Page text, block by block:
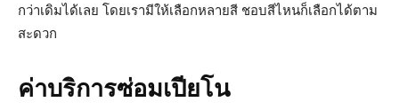
กว่าเดิมได้เลย โดยเรามีให้เลือกหลายสี ชอบสีไหนก็เลือกได้ตาม
สะดวก
ค่าบริการซ่อมเปียโน